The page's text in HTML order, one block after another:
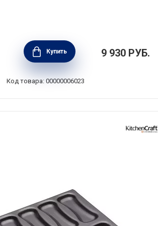
выпечки "Киш" 28см, гранат,
Emile Henry, 346028
Купить 9 930 РУБ.
Код товара: 00000006023